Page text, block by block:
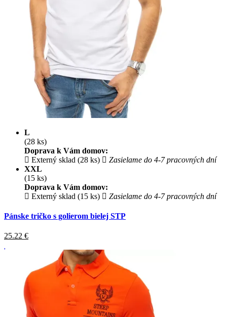
L
(28 ks)
Doprava k Vám domov:
Externý sklad (28 ks)
Zasielame do 4-7 pracovných dní
XXL
(15 ks)
Doprava k Vám domov:
Externý sklad (15 ks)
Zasielame do 4-7 pracovných dní
Pánske tričko s golierom bielej STP
25.22 €